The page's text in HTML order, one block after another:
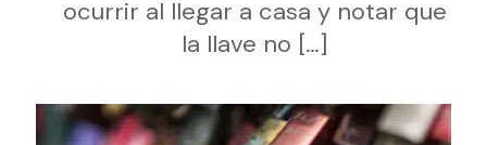
ocurrir al llegar a casa y notar que
la llave no […]